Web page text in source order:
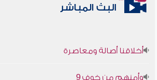
البث المباشر
أخلاقنا أصالة ومعاصرة
وأمنهم من خوف 9